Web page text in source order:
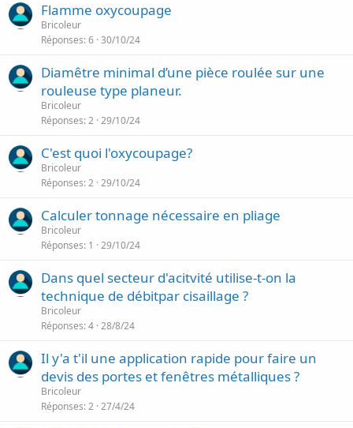
Flamme oxycoupage
Bricoleur
Réponses 6 30/10/24
Diamêtre minimal d’une pièce roulée sur une
rouleuse type planeur.
Bricoleur
Réponses 2 29/10/24
C'est quoi l'oxycoupage?
Bricoleur
Réponses 2 29/10/24
Calculer tonnage nécessaire en pliage
Bricoleur
Réponses 1 29/10/24
Dans quel secteur d'acitvité utilise-t-on la
technique de débitpar cisaillage ?
Bricoleur
Réponses 4 28/8/24
Il y'a t'il une application rapide pour faire un
devis des portes et fenêtres métalliques ?
Bricoleur
Réponses 2 27/4/24